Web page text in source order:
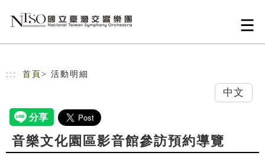
::: 首頁 > 活動明細
中文
音樂文化園區影音館參訪預約導覽